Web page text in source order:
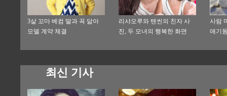
3살 꼬마 베컴 딸과 꼭 닮아
모델 계약 체결
리샤오루와 텐씬의 친자 사
진, 두 모녀의 행복한 화면
사람
애기
최신 기사